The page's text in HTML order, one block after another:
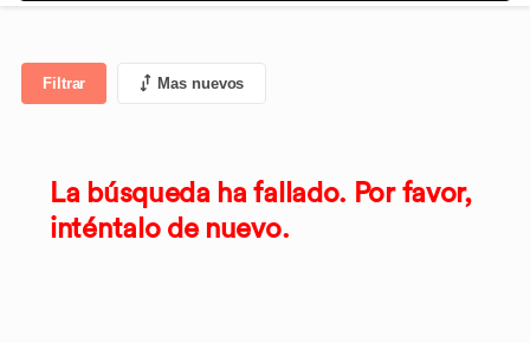
Filtrar Mas nuevos
La búsqueda ha fallado. Por favor,
inténtalo de nuevo.